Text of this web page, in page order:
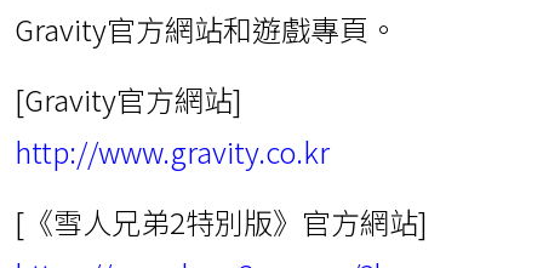
Gravity官方網站和遊戲專頁。
[Gravity官方網站]
http://www.gravity.co.kr
[《雪人兄弟2特別版》官方網站]